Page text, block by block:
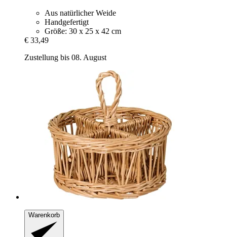
Aus natürlicher Weide
Handgefertigt
Größe: 30 x 25 x 42 cm
€ 33,49
Zustellung bis 08. August
Warenkorb